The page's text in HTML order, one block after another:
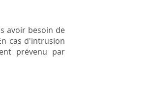
avoir besoin de
cas d'intrusion
prévenu par